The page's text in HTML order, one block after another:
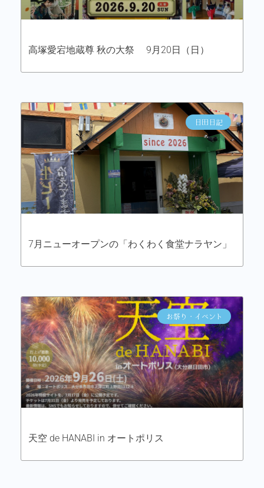
高塚愛宕地蔵尊 秋の大祭 9月20日（日）
日田日記
7月ニューオープンの「わくわく食堂ナラヤン」
お祭り・イベント
天空 de HANABI in オートポリス